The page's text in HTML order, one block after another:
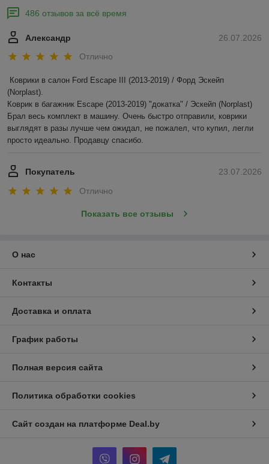
486 отзывов за всё время
26.07.2026
Александр
Отлично
Коврики в салон Ford Escape III (2013-2019) / Форд Эскейп
(Norplast).
Коврик в багажник Escape (2013-2019) "докатка" / Эскейп (Norplast)
Брал весь комплект в машину. Очень быстро отправили, коврики
выглядят в разы лучше чем ожидал, не пожалел, что купил, легли
просто идеально. Продавцу спасибо.
23.07.2026
Покупатель
Отлично
Показать все отзывы
О нас
Контакты
Доставка и оплата
График работы
Полная версия сайта
Политика обработки cookies
Сайт создан на платформе Deal.by